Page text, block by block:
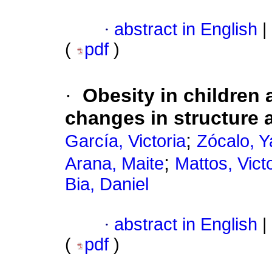
· abstract in English
(
pdf )
·
Obesity in children
changes in structure
García, Victoria; Zócalo,
Arana, Maite; Mattos,
Bia, Daniel
· abstract in English
(
pdf )